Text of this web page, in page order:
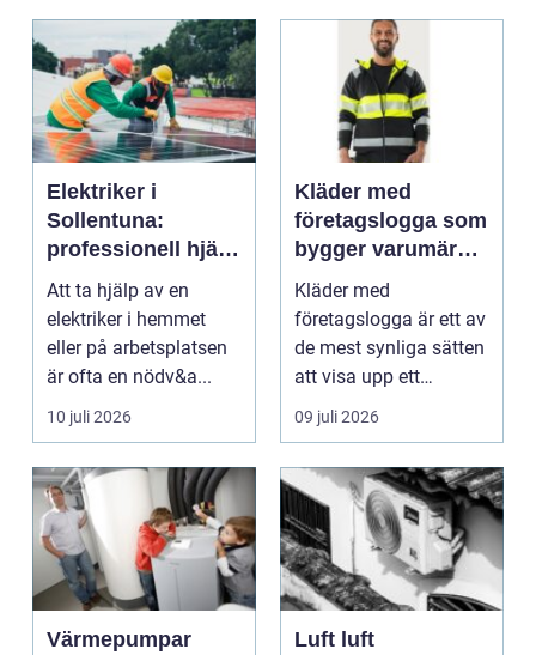
Elektriker i
Sollentuna:
professionell hjälp
när du behöver det
Att ta hjälp av en
elektriker i hemmet
eller på arbetsplatsen
är ofta en nödv&a...
10 juli 2026
Kläder med
företagslogga som
bygger varumärke
i vardagen
Kläder med
företagslogga är ett av
de mest synliga sätten
att visa upp ett
varum...
09 juli 2026
Värmepumpar
Luft luft